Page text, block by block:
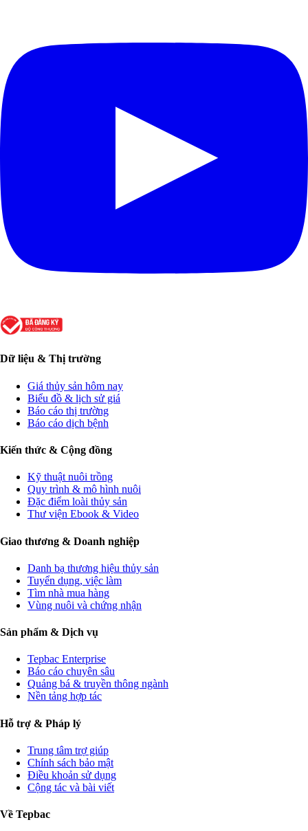
Dữ liệu & Thị trường
Giá thủy sản hôm nay
Biểu đồ & lịch sử giá
Báo cáo thị trường
Báo cáo dịch bệnh
Kiến thức & Cộng đồng
Kỹ thuật nuôi trồng
Quy trình & mô hình nuôi
Đặc điểm loài thủy sản
Thư viện Ebook & Video
Giao thương & Doanh nghiệp
Danh bạ thương hiệu thủy sản
Tuyển dụng, việc làm
Tìm nhà mua hàng
Vùng nuôi và chứng nhận
Sản phẩm & Dịch vụ
Tepbac Enterprise
Báo cáo chuyên sâu
Quảng bá & truyền thông ngành
Nền tảng hợp tác
Hỗ trợ & Pháp lý
Trung tâm trợ giúp
Chính sách bảo mật
Điều khoản sử dụng
Cộng tác và bài viết
Về Tepbac